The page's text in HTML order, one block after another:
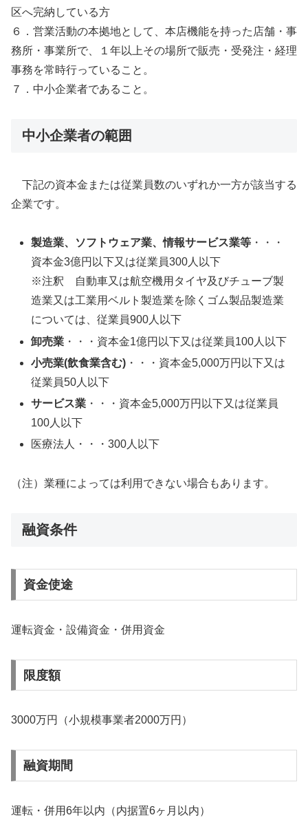
区へ完納している方
６．営業活動の本拠地として、本店機能を持った店舗・事
務所・事業所で、１年以上その場所で販売・受発注・経理
事務を常時行っていること。
７．中小企業者であること。
中小企業者の範囲
下記の資本金または従業員数のいずれか一方が該当する
企業です。
製造業、ソフトウェア業、情報サービス業等 ・・・
資本金3億円以下又は従業員300人以下
※注釈 自動車又は航空機用タイヤ及びチューブ製
造業又は工業用ベルト製造業を除くゴム製品製造業
については、従業員900人以下
卸売業 ・・・資本金1億円以下又は従業員100人以下
小売業(飲食業含む) ・・・資本金5,000万円以下又は
従業員50人以下
サービス業 ・・・資本金5,000万円以下又は従業員
100人以下
医療法人・・・300人以下
（注）業種によっては利用できない場合もあります。
融資条件
資金使途
運転資金・設備資金・併用資金
限度額
3000万円（小規模事業者2000万円）
融資期間
運転・併用6年以内（内据置6ヶ月以内）